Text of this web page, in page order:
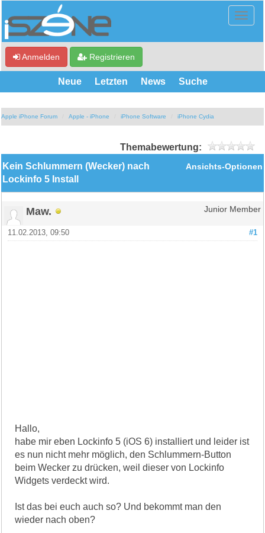
Anmelden Registrieren
Neue Letzten News Suche
Apple iPhone Forum Apple - iPhone iPhone Software iPhone Cydia
Themabewertung:
Ansichts-Optionen
Kein Schlummern (Wecker) nach
Lockinfo 5 Install
Maw. Junior Member
#1
11.02.2013, 09:50
Hallo,
habe mir eben Lockinfo 5 (iOS 6) installiert und leider ist
es nun nicht mehr möglich, den Schlummern-Button
beim Wecker zu drücken, weil dieser von Lockinfo
Widgets verdeckt wird.
Ist das bei euch auch so? Und bekommt man den
wieder nach oben?